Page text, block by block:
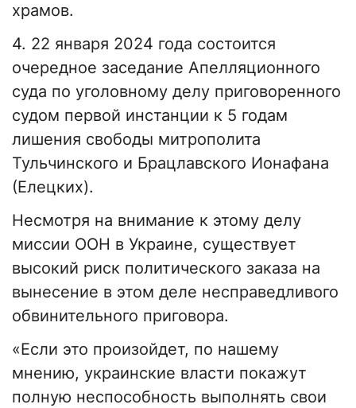
храмов.
4. 22 января 2024 года состоится
очередное заседание Апелляционного
суда по уголовному делу приговоренного
судом первой инстанции к 5 годам
лишения свободы митрополита
Тульчинского и Брацлавского Ионафана
(Елецких).
Несмотря на внимание к этому делу
миссии ООН в Украине, существует
высокий риск политического заказа на
вынесение в этом деле несправедливого
обвинительного приговора.
«Если это произойдет, по нашему
мнению, украинские власти покажут
полную неспособность выполнять свои